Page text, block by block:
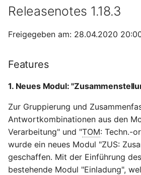
i
a
z
i
g
s
Modul
Administration
New user interface
Frequently asked questions
Filter/Visibility
Administration and
coordination
Releasenotes 1.18.3
Freigegeben am: 28.04.2020
Features
1. Neues Modul:
Zur Gruppierung und
Antwortkombinationen aus den
Verarbeitung" und "TOM: Techn.-
wurde ein neues Modul "ZUS:
geschaffen. Mit der Einführung
bestehende Modul "Einladung",